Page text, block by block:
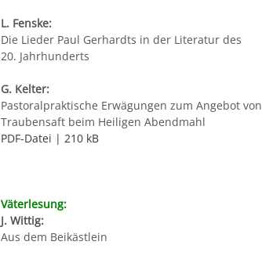
L. Fenske:
Die Lieder Paul Gerhardts in der Literatur des
20. Jahrhunderts
G. Kelter:
Pastoralpraktische Erwägungen zum Angebot von
Traubensaft beim Heiligen Abendmahl
PDF-Datei | 210 kB
Väterlesung:
J. Wittig:
Aus dem Beikästlein